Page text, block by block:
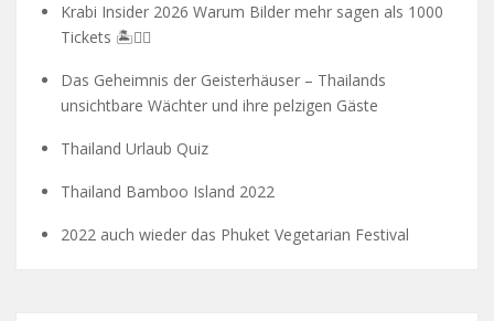
Krabi Insider 2026 Warum Bilder mehr sagen als 1000
Tickets 🏝️🧗‍♂️
Das Geheimnis der Geisterhäuser – Thailands
unsichtbare Wächter und ihre pelzigen Gäste
Thailand Urlaub Quiz
Thailand Bamboo Island 2022
2022 auch wieder das Phuket Vegetarian Festival